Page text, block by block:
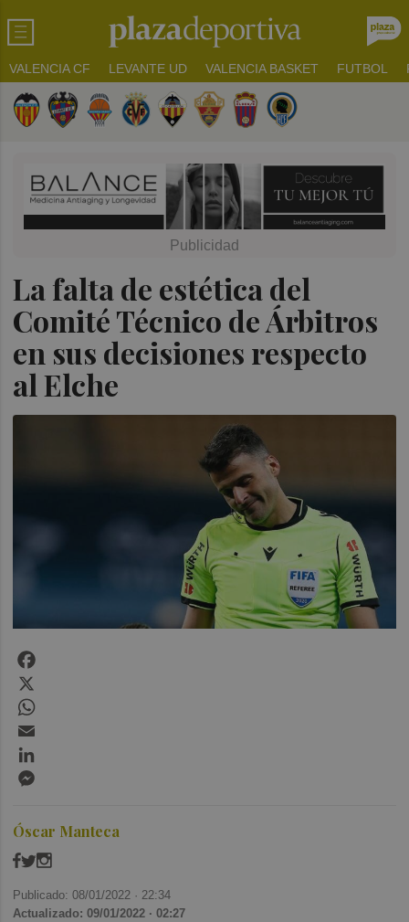
VALENCIA CF LEVANTE UD VALENCIA BASKET FUTBOL
La falta de estética del
Comité Técnico de Árbitros
en sus decisiones respecto
al Elche
Óscar Manteca
Publicado: 08/01/2022 · 22:34
Actualizado: 09/01/2022 · 02:27